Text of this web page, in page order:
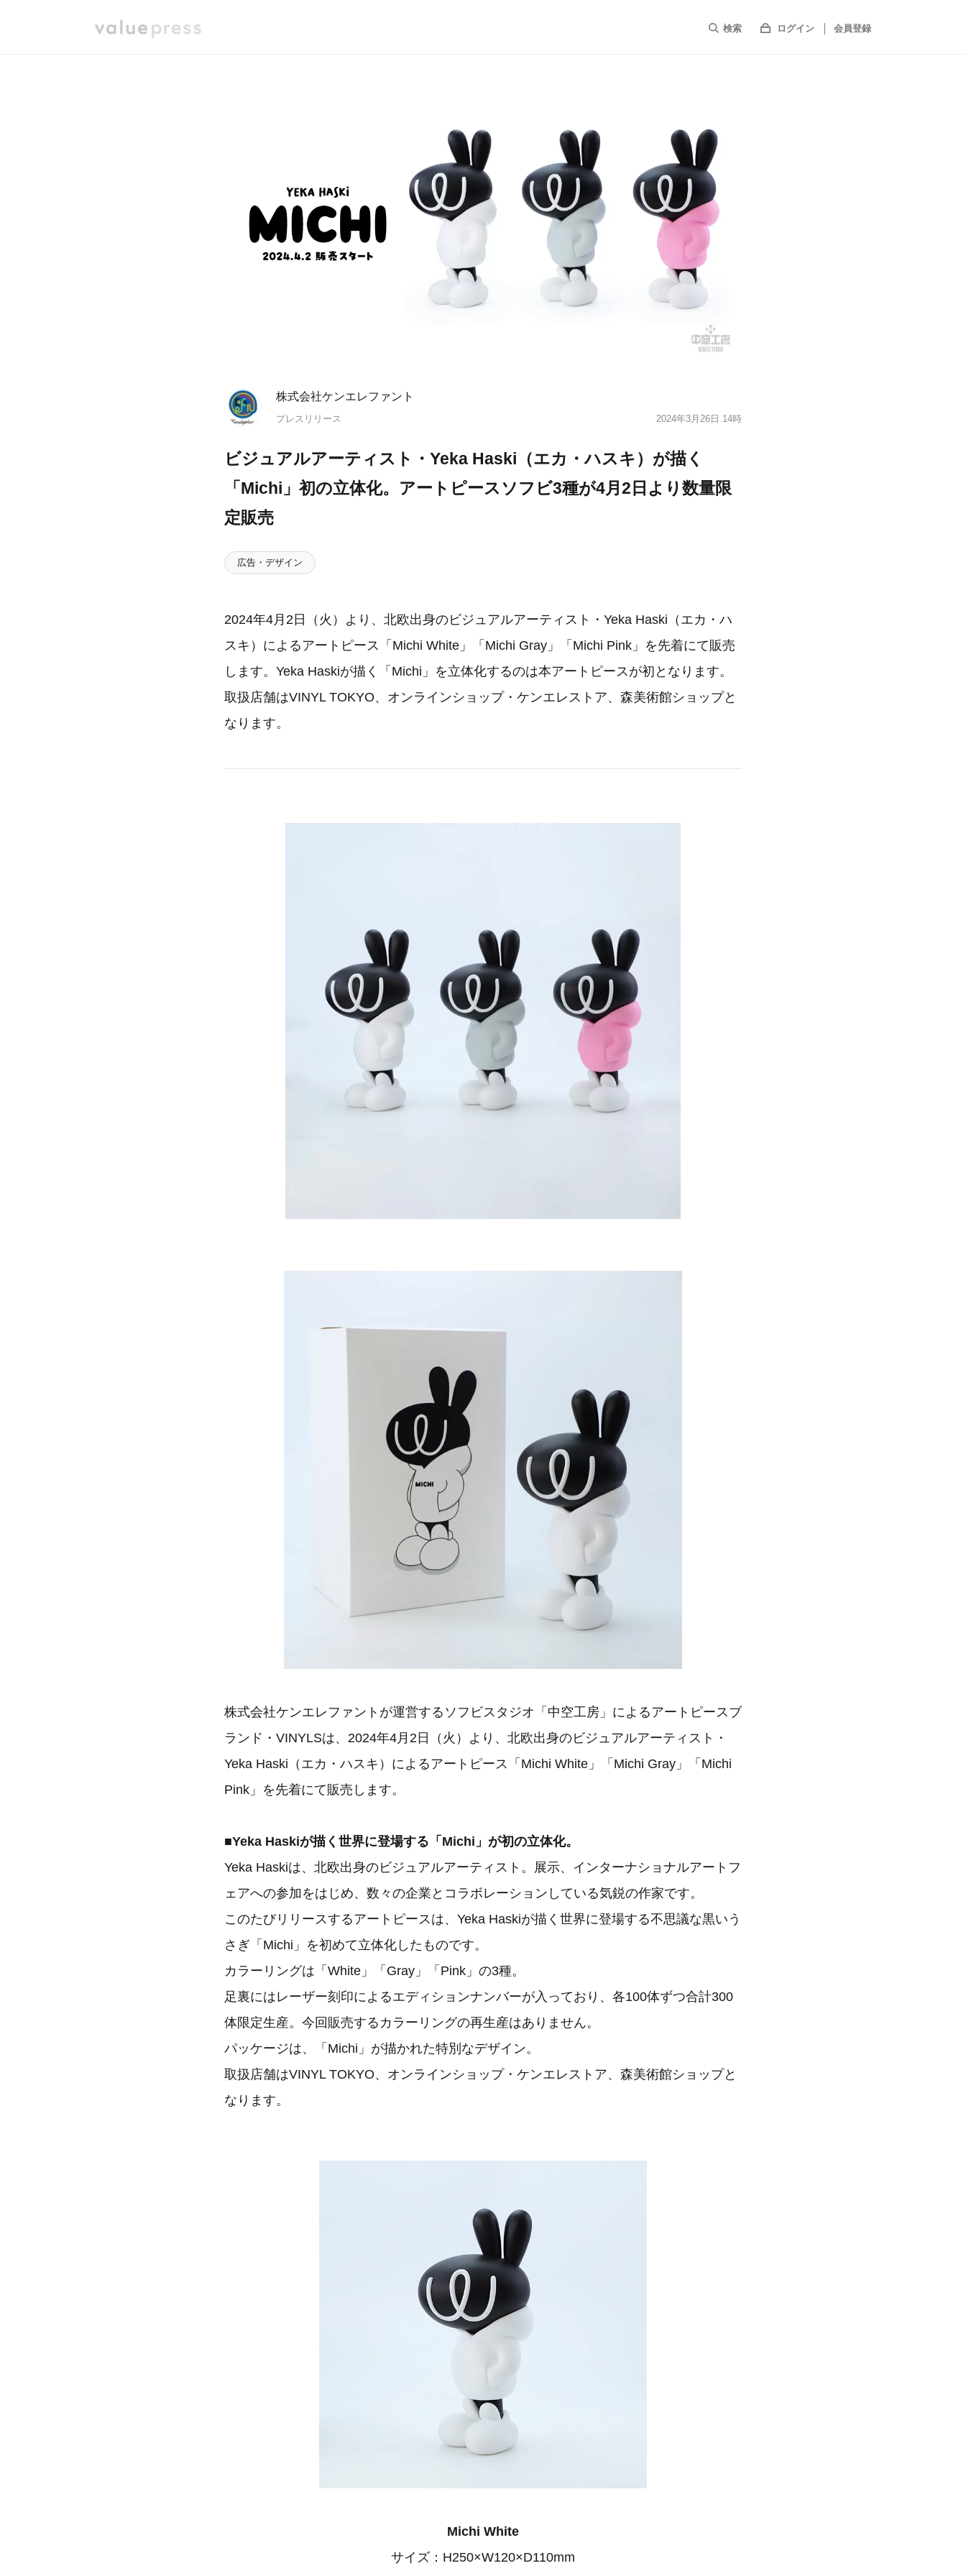
検索 ログイン 会員登録
株式会社ケンエレファント
プレスリリース 2024年3月26日 14時
ビジュアルアーティスト・Yeka Haski（エカ・ハスキ）が描く
「Michi」初の立体化。アートピースソフビ3種が4月2日より数量限
定販売
広告・デザイン
2024年4月2日（火）より、北欧出身のビジュアルアーティスト・Yeka Haski（エカ・ハ
スキ）によるアートピース「Michi White」「Michi Gray」「Michi Pink」を先着にて販売
します。Yeka Haskiが描く「Michi」を立体化するのは本アートピースが初となります。
取扱店舗はVINYL TOKYO、オンラインショップ・ケンエレストア、森美術館ショップと
なります。
株式会社ケンエレファントが運営するソフビスタジオ「中空工房」によるアートピースブ
ランド・VINYLSは、2024年4月2日（火）より、北欧出身のビジュアルアーティスト・
Yeka Haski（エカ・ハスキ）によるアートピース「Michi White」「Michi Gray」「Michi
Pink」を先着にて販売します。
■Yeka Haskiが描く世界に登場する「Michi」が初の立体化。
Yeka Haskiは、北欧出身のビジュアルアーティスト。展示、インターナショナルアートフ
ェアへの参加をはじめ、数々の企業とコラボレーションしている気鋭の作家です。
このたびリリースするアートピースは、Yeka Haskiが描く世界に登場する不思議な黒いう
さぎ「Michi」を初めて立体化したものです。
カラーリングは「White」「Gray」「Pink」の3種。
足裏にはレーザー刻印によるエディションナンバーが入っており、各100体ずつ合計300
体限定生産。今回販売するカラーリングの再生産はありません。
パッケージは、「Michi」が描かれた特別なデザイン。
取扱店舗はVINYL TOKYO、オンラインショップ・ケンエレストア、森美術館ショップと
なります。
Michi White
サイズ：H250×W120×D110mm